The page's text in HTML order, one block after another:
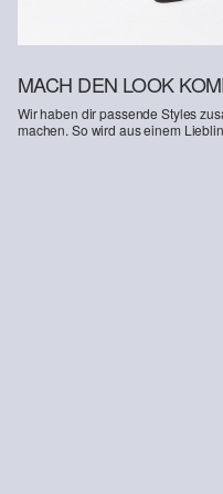
MACH DEN LOOK
Wir haben dir passende Styles
machen. So wird aus einem